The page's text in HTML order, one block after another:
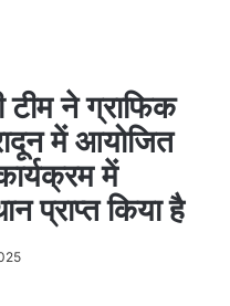
टीम ने ग्राफिक
में आयोजित
में
प्राप्त किया है